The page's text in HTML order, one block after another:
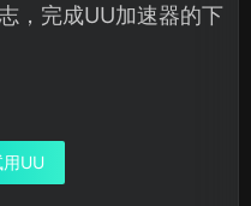
，完成UU加速器的下
UU